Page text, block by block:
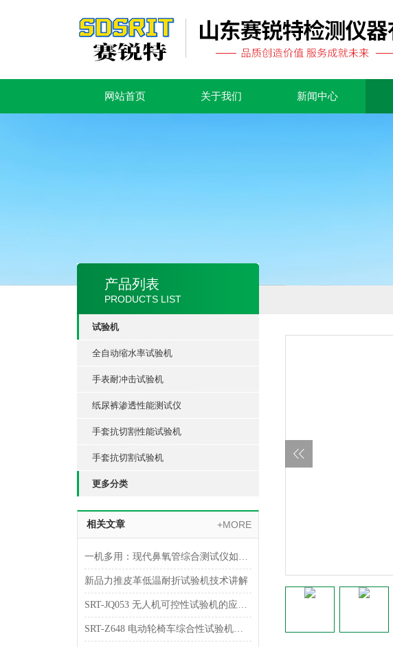
网站首页 关于我们 新闻中心
产品列表
PRODUCTS LIST
试验机
全自动缩水率试验机
手表耐冲击试验机
纸尿裤渗透性能测试仪
手套抗切割性能试验机
手套抗切割试验机
更多分类
相关文章 +MORE
一机多用：现代鼻氧管综合测试仪如何实现多参数一体化检测
新品力推皮革低温耐折试验机技术讲解
SRT-JQ053 无人机可控性试验机的应用介绍 可按需定制
SRT-Z648 电动轮椅车综合性试验机的特点有哪些